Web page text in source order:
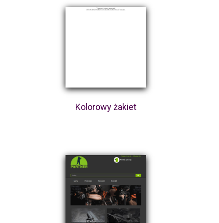
Kolorowy żakiet